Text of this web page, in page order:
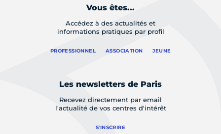
Vous êtes...
Accédez à des actualités et
informations pratiques par profil
PROFESSIONNEL ASSOCIATION JEUNE
Les newsletters de Paris
Recevez directement par email
l'actualité de vos centres d'intérêt
S'INSCRIRE